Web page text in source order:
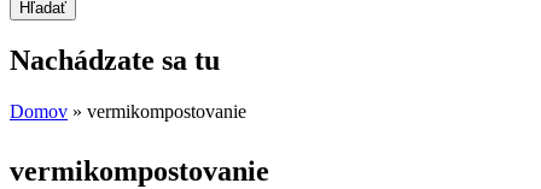
Nachádzate sa tu
Domov » vermikompostovanie
vermikompostovanie